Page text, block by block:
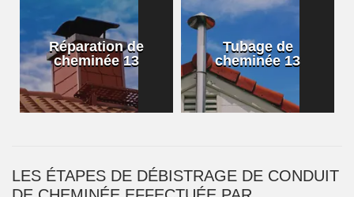
Réparation de
cheminée 13
Tubage de
cheminée 13
LES ÉTAPES DE DÉBISTRAGE DE CONDUIT